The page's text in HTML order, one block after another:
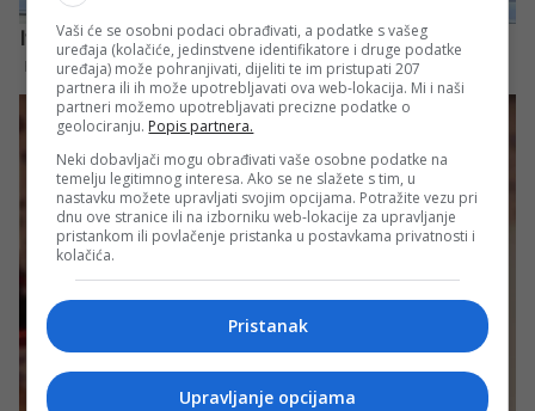
Vaši će se osobni podaci obrađivati, a podatke s vašeg
uređaja (kolačiće, jedinstvene identifikatore i druge podatke
uređaja) može pohranjivati, dijeliti te im pristupati 207
partnera ili ih može upotrebljavati ova web-lokacija. Mi i naši
partneri možemo upotrebljavati precizne podatke o
geolociranju. Popis partnera.
Neki dobavljači mogu obrađivati vaše osobne podatke na
temelju legitimnog interesa. Ako se ne slažete s tim, u
nastavku možete upravljati svojim opcijama. Potražite vezu pri
dnu ove stranice ili na izborniku web-lokacije za upravljanje
pristankom ili povlačenje pristanka u postavkama privatnosti i
kolačića.
Pristanak
Upravljanje opcijama